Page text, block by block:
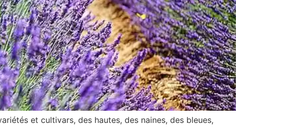
et cultivars, des hautes, des naines, des bleues,